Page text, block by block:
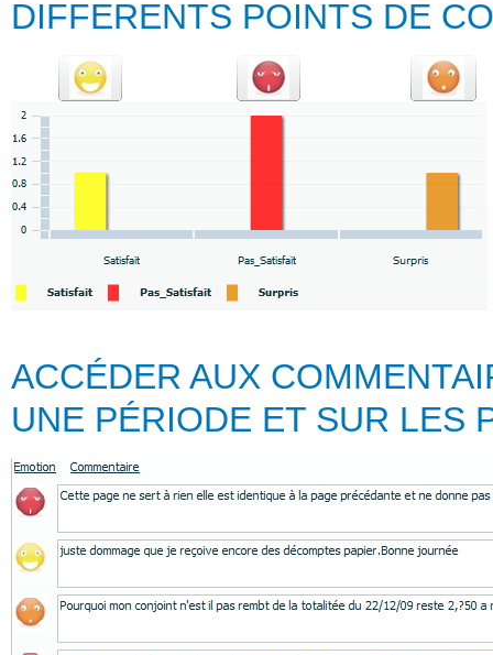
DIFFERENTS POINTS DE
ACCÉDER AUX
UNE PÉRIODE ET SUR LES